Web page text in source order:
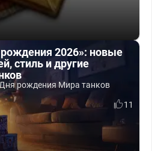
2026»: новые
стиль и другие
рождения Мира танков
11